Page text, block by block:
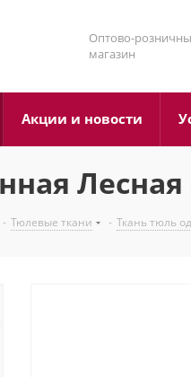
Оптово-
магазин
Акции и новости
Лесная
- Тюлевые ткани - Ткань тюль